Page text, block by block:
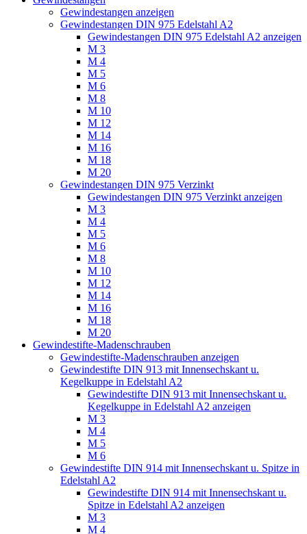
Gewindestangen anzeigen
Gewindestangen DIN 975 Edelstahl A2
Gewindestangen DIN 975 Edelstahl A2 anzeigen
M 3
M 4
M 5
M 6
M 8
M 10
M 12
M 14
M 16
M 18
M 20
Gewindestangen DIN 975 Verzinkt
Gewindestangen DIN 975 Verzinkt anzeigen
M 3
M 4
M 5
M 6
M 8
M 10
M 12
M 14
M 16
M 18
M 20
Gewindestifte-Madenschrauben
Gewindestifte-Madenschrauben anzeigen
Gewindestifte DIN 913 mit Innensechskant u.
Kegelkuppe in Edelstahl A2
Gewindestifte DIN 913 mit Innensechskant u.
Kegelkuppe in Edelstahl A2 anzeigen
M 3
M 4
M 5
M 6
Gewindestifte DIN 914 mit Innensechskant u. Spitze in
Edelstahl A2
Gewindestifte DIN 914 mit Innensechskant u.
Spitze in Edelstahl A2 anzeigen
M 3
M 4